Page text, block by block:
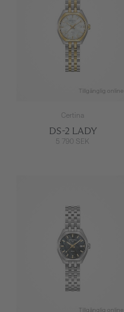
Tillgänglig online
Certina
DS-2 LADY
5 790 SEK
Tillgänglig online